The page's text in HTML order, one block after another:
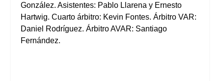
González. Asistentes: Pablo Llarena y Ernesto
Hartwig. Cuarto árbitro: Kevin Fontes. Árbitro VAR:
Daniel Rodríguez. Árbitro AVAR: Santiago
Fernández.